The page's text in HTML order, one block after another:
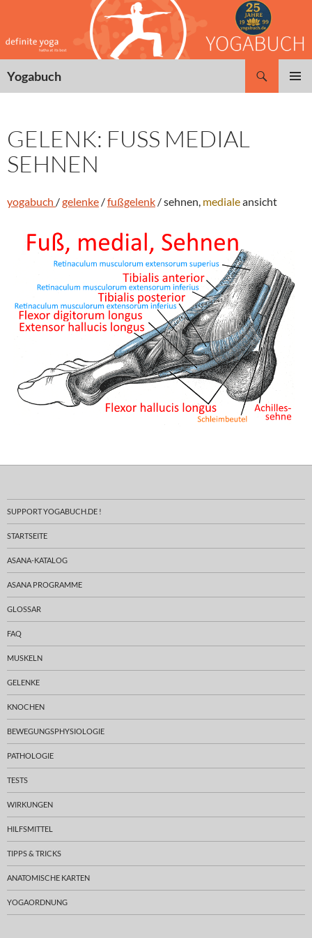
springen
Yogabuch
GELENK: FUSS MEDIAL
SEHNEN
yogabuch /gelenke /fußgelenk / sehnen, medialeansicht
SUPPORT YOGABUCH.DE !
STARTSEITE
ASANA-KATALOG
ASANA PROGRAMME
GLOSSAR
FAQ
MUSKELN
GELENKE
KNOCHEN
BEWEGUNGSPHYSIOLOGIE
PATHOLOGIE
TESTS
WIRKUNGEN
HILFSMITTEL
TIPPS & TRICKS
ANATOMISCHE KARTEN
YOGAORDNUNG